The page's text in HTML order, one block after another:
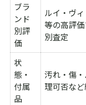
ブラ
ンド
別評
価
ルイ・ヴ
等の高評
別査定
状
態・
付属
品
汚れ・傷
理可否な